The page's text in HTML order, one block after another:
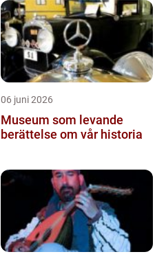
06 juni 2026
Museum som levande
berättelse om vår historia